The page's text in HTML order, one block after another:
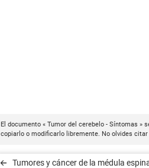
El documento « Tumor del cerebelo - Síntomas »
copiarlo o modificarlo libremente. No olvides citar
Tumores y cáncer de la médula